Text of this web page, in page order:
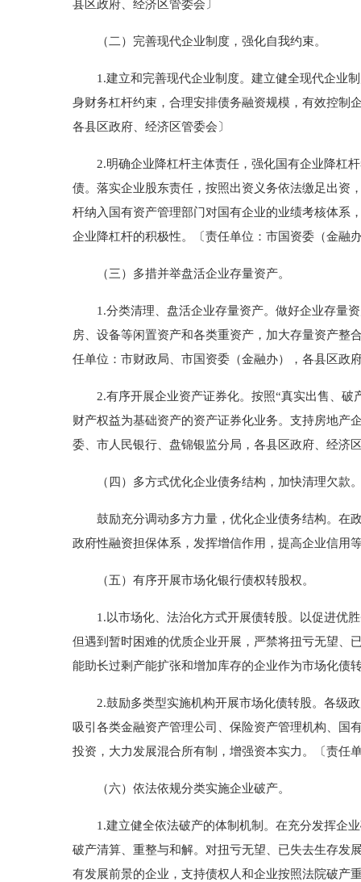
县区政府、经济区管委会〕
（二）完善现代企业制度，强化自我约束。
1.建立和完善现代企业制度。建立健全现代企业制
身财务杠杆约束，合理安排债务融资规模，有效控制
各县区政府、经济区管委会〕
2.明确企业降杠杆主体责任，强化国有企业降杠杆
债。落实企业股东责任，按照出资义务依法缴足出资
杆纳入国有资产管理部门对国有企业的业绩考核体系
企业降杠杆的积极性。〔责任单位：市国资委（金融
（三）多措并举盘活企业存量资产。
1.分类清理、盘活企业存量资产。做好企业存量资
房、设备等闲置资产和各类重资产，加大存量资产整
任单位：市财政局、市国资委（金融办），各县区政
2.有序开展企业资产证券化。按照“真实出售、破
财产权益为基础资产的资产证券化业务。支持房地产
委、市人民银行、盘锦银监分局，各县区政府、经济
（四）多方式优化企业债务结构，加快清理欠款
鼓励充分调动多方力量，优化企业债务结构。在政
政府性融资担保体系，发挥增信作用，提高企业信用
（五）有序开展市场化银行债权转股权。
1.以市场化、法治化方式开展债转股。以促进优胜
但遇到暂时困难的优质企业开展，严禁将扭亏无望、
能助长过剩产能扩张和增加库存的企业作为市场化债
2.鼓励多类型实施机构开展市场化债转股。各级政
吸引各类金融资产管理公司、保险资产管理机构、国
投资，大力发展混合所有制，增强资本实力。〔责任
（六）依法依规分类实施企业破产。
1.建立健全依法破产的体制机制。在充分发挥企业
破产清算、重整与和解。对扭亏无望、已失去生存发
有发展前景的企业，支持债权人和企业按照法院破产